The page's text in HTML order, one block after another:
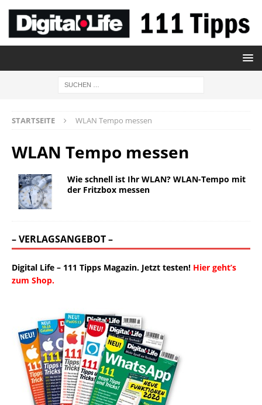
STARTSEITE WLAN Tempo messen
WLAN Tempo messen
Wie schnell ist Ihr WLAN? WLAN-Tempo mit
der Fritzbox messen
– VERLAGSANGEBOT –
Digital Life – 111 Tipps Magazin. Jetzt testen! Hier geht’s
zum Shop.